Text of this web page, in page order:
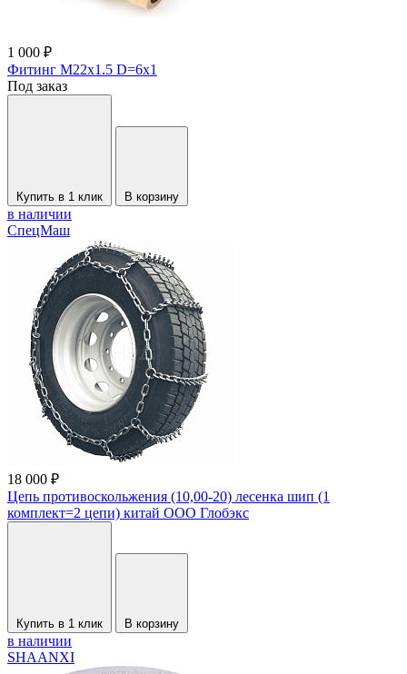
1 000 ₽
Фитинг М22х1.5 D=6х1
Под заказ
Купить в 1 клик В корзину
в наличии
СпецМаш
18 000 ₽
Цепь противоскольжения (10,00-20) лесенка шип (1
комплект=2 цепи) китай ООО Глобэкс
Купить в 1 клик В корзину
в наличии
SHAANXI